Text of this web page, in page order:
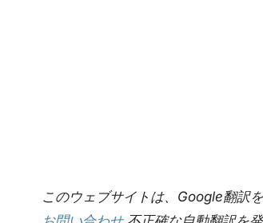
このウェブサイトは、Google翻訳